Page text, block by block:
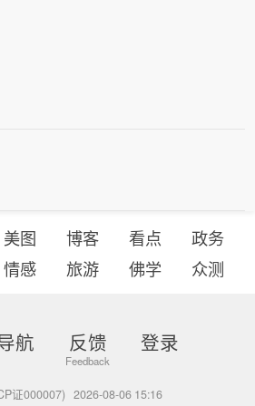
美图 博客 看点
政务
情感 旅游 佛学 众测
航 反馈 登录
证000007) 2026-08-06 15:16